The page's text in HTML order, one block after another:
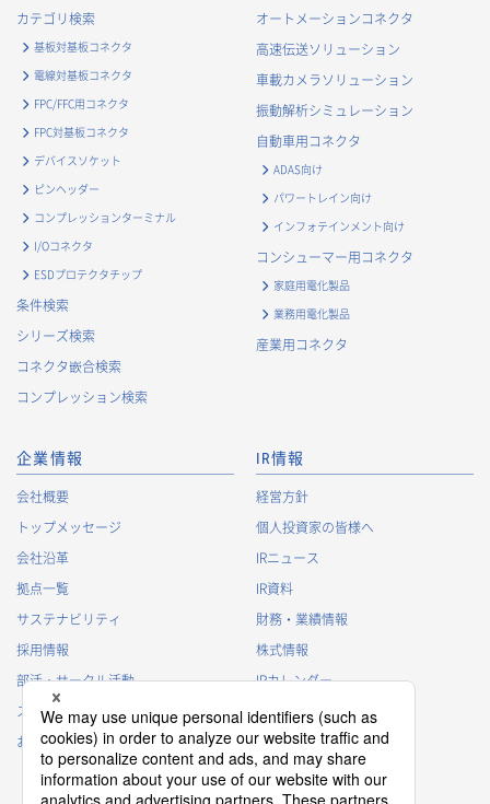
カテゴリ検索
基板対基板コネクタ
電線対基板コネクタ
FPC/FFC用コネクタ
FPC対基板コネクタ
デバイスソケット
ピンヘッダー
コンプレッションターミナル
I/Oコネクタ
ESDプロテクタチップ
条件検索
シリーズ検索
コネクタ嵌合検索
コンプレッション検索
オートメーションコネクタ
高速伝送ソリューション
車載カメラソリューション
振動解析シミュレーション
自動車用コネクタ
ADAS向け
パワートレイン向け
インフォテインメント向け
コンシューマー用コネクタ
家庭用電化製品
業務用電化製品
産業用コネクタ
企業情報
会社概要
トップメッセージ
会社沿革
拠点一覧
サステナビリティ
採用情報
部活・サークル活動
スポンサー活動
お問い合わせ
IR情報
経営方針
個人投資家の皆様へ
IRニュース
IR資料
財務・業績情報
株式情報
IRカレンダー
IRに関するよくあるご質問
IRポリシー
免責事項